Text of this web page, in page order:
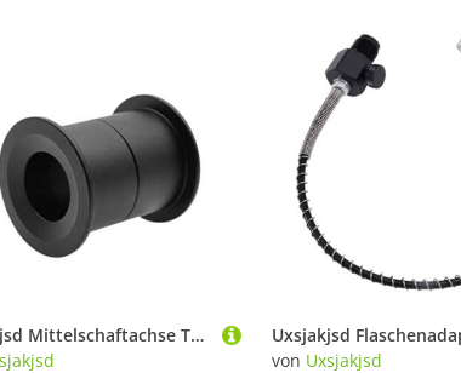
Uxsjakjsd Mittelschaftachse Tauchrollen, Perfekt für Unterwasserabenteuer-Enthusiasten.
von Uxsjakjsd